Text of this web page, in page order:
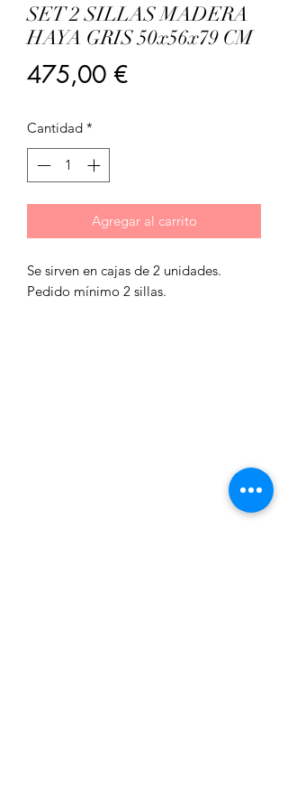
SET 2 SILLAS MADERA
HAYA GRIS 50x56x79 CM
475,00 €Precio
Cantidad *
Agregar al carrito
Se sirven en cajas de 2 unidades.
Pedido mínimo 2 sillas.